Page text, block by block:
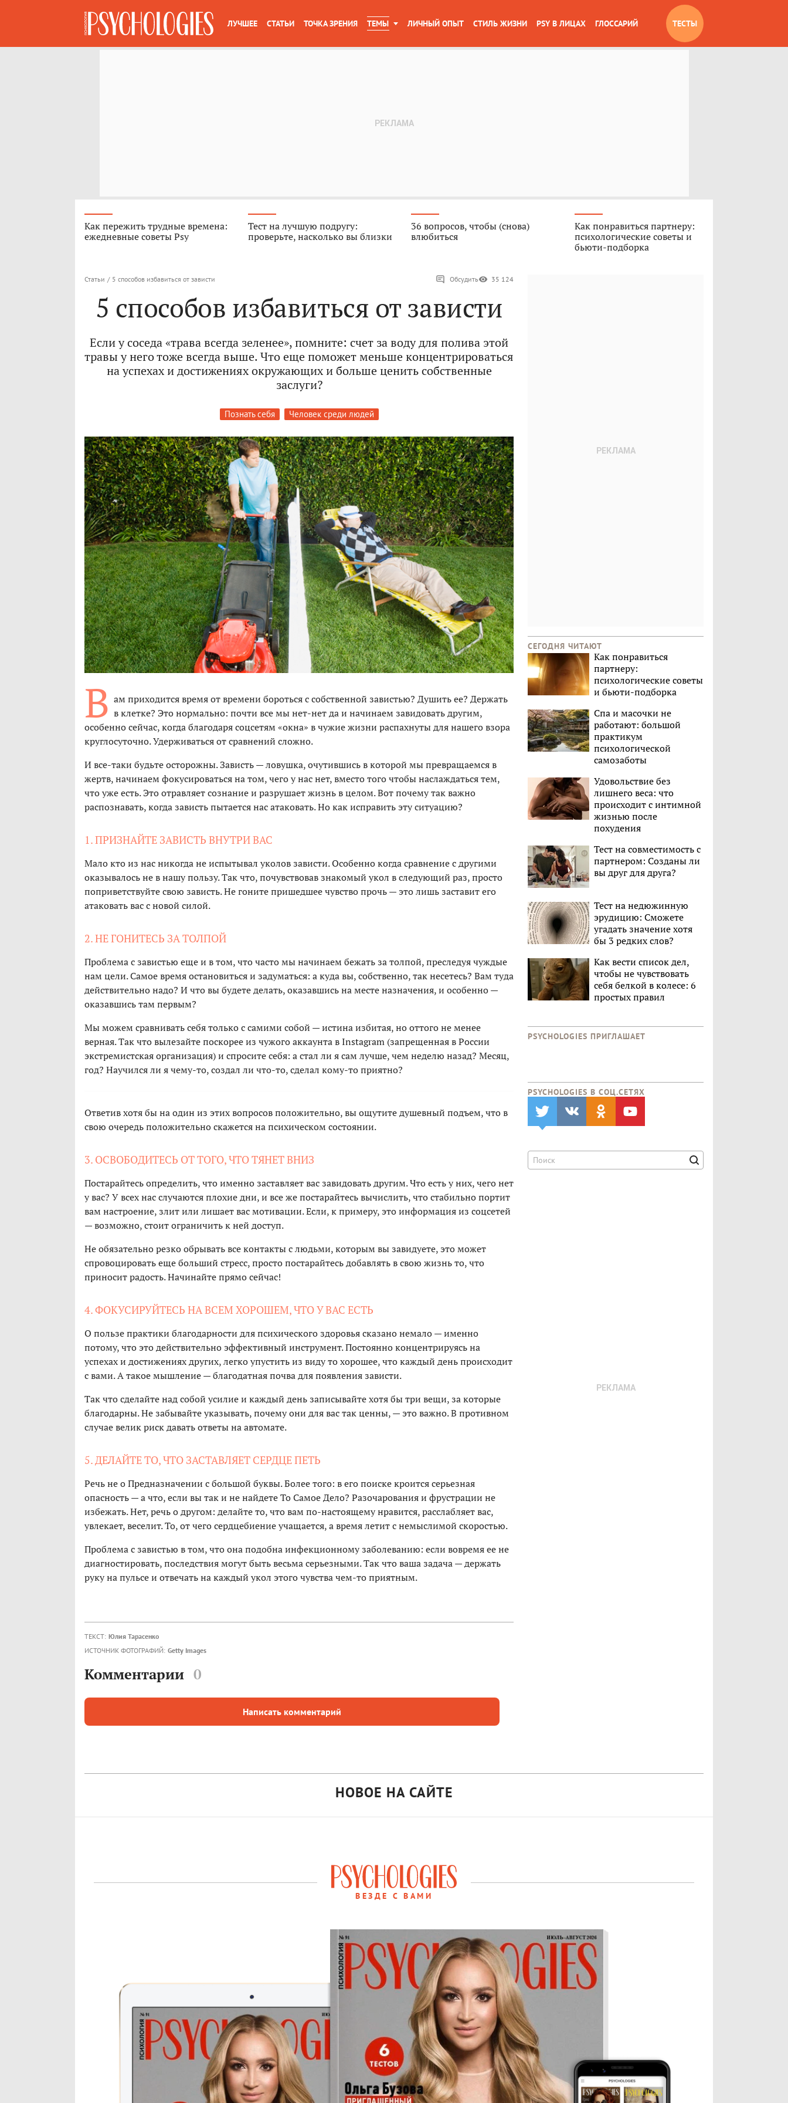
ЛУЧШЕЕ СТАТЬИ ТОЧКА ЗРЕНИЯ ТЕМЫ ЛИЧНЫЙ ОПЫТ СТИЛЬ ЖИЗНИ PSY В ЛИЦАХ ГЛОССАРИЙ ТЕСТЫ
Как пережить трудные времена:
ежедневные советы Psy
Тест на лучшую подругу:
проверьте, насколько вы близки
36 вопросов, чтобы (снова)
влюбиться
Как понравиться партнеру:
психологические советы и
бьюти-подборка
Статьи / 5 способов избавиться от зависти Обсудить 35 124
5 способов избавиться от зависти
Если у соседа «трава всегда зеленее», помните: счет за воду для полива этой
травы у него тоже всегда выше. Что еще поможет меньше концентрироваться
на успехах и достижениях окружающих и больше ценить собственные
заслуги?
Познать себя Человек среди людей
В ам приходится время от времени бороться с собственной завистью? Душить ее? Держать
в клетке? Это нормально: почти все мы нет-нет да и начинаем завидовать другим,
особенно сейчас, когда благодаря соцсетям «окна» в чужие жизни распахнуты для нашего взора
круглосуточно. Удерживаться от сравнений сложно.
И все-таки будьте осторожны. Зависть — ловушка, очутившись в которой мы превращаемся в
жертв, начинаем фокусироваться на том, чего у нас нет, вместо того чтобы наслаждаться тем,
что уже есть. Это отравляет сознание и разрушает жизнь в целом. Вот почему так важно
распознавать, когда зависть пытается нас атаковать. Но как исправить эту ситуацию?
1. ПРИЗНАЙТЕ ЗАВИСТЬ ВНУТРИ ВАС
Мало кто из нас никогда не испытывал уколов зависти. Особенно когда сравнение с другими
оказывалось не в нашу пользу. Так что, почувствовав знакомый укол в следующий раз, просто
поприветствуйте свою зависть. Не гоните пришедшее чувство прочь — это лишь заставит его
атаковать вас с новой силой.
2. НЕ ГОНИТЕСЬ ЗА ТОЛПОЙ
Проблема с завистью еще и в том, что часто мы начинаем бежать за толпой, преследуя чуждые
нам цели. Самое время остановиться и задуматься: а куда вы, собственно, так несетесь? Вам туда
действительно надо? И что вы будете делать, оказавшись на месте назначения, и особенно —
оказавшись там первым?
Мы можем сравнивать себя только с самими собой — истина избитая, но оттого не менее
верная. Так что вылезайте поскорее из чужого аккаунта в Instagram (запрещенная в России
экстремистская организация) и спросите себя: а стал ли я сам лучше, чем неделю назад? Месяц,
год? Научился ли я чему-то, создал ли что-то, сделал кому-то приятно?
Ответив хотя бы на один из этих вопросов положительно, вы ощутите душевный подъем, что в
свою очередь положительно скажется на психическом состоянии.
3. ОСВОБОДИТЕСЬ ОТ ТОГО, ЧТО ТЯНЕТ ВНИЗ
Постарайтесь определить, что именно заставляет вас завидовать другим. Что есть у них, чего нет
у вас? У всех нас случаются плохие дни, и все же постарайтесь вычислить, что стабильно портит
вам настроение, злит или лишает вас мотивации. Если, к примеру, это информация из соцсетей
— возможно, стоит ограничить к ней доступ.
Не обязательно резко обрывать все контакты с людьми, которым вы завидуете, это может
спровоцировать еще больший стресс, просто постарайтесь добавлять в свою жизнь то, что
приносит радость. Начинайте прямо сейчас!
4. ФОКУСИРУЙТЕСЬ НА ВСЕМ ХОРОШЕМ, ЧТО У ВАС ЕСТЬ
О пользе практики благодарности для психического здоровья сказано немало — именно
потому, что это действительно эффективный инструмент. Постоянно концентрируясь на
успехах и достижениях других, легко упустить из виду то хорошее, что каждый день происходит
с вами. А такое мышление — благодатная почва для появления зависти.
Так что сделайте над собой усилие и каждый день записывайте хотя бы три вещи, за которые
благодарны. Не забывайте указывать, почему они для вас так ценны, — это важно. В противном
случае велик риск давать ответы на автомате.
5. ДЕЛАЙТЕ ТО, ЧТО ЗАСТАВЛЯЕТ СЕРДЦЕ ПЕТЬ
Речь не о Предназначении с большой буквы. Более того: в его поиске кроится серьезная
опасность — а что, если вы так и не найдете То Самое Дело? Разочарования и фрустрации не
избежать. Нет, речь о другом: делайте то, что вам по-настоящему нравится, расслабляет вас,
увлекает, веселит. То, от чего сердцебиение учащается, а время летит с немыслимой скоростью.
Проблема с завистью в том, что она подобна инфекционному заболеванию: если вовремя ее не
диагностировать, последствия могут быть весьма серьезными. Так что ваша задача — держать
руку на пульсе и отвечать на каждый укол этого чувства чем-то приятным.
ТЕКСТ: Юлия Тарасенко
ИСТОЧНИК ФОТОГРАФИЙ: Getty Images
Комментарии 0
Написать комментарий
СЕГОДНЯ ЧИТАЮТ
Как понравиться
партнеру:
психологические советы
и бьюти-подборка
Спа и масочки не
работают: большой
практикум
психологической
самозаботы
Удовольствие без
лишнего веса: что
происходит с интимной
жизнью после
похудения
Тест на совместимость с
партнером: Созданы ли
вы друг для друга?
Тест на недюжинную
эрудицию: Сможете
угадать значение хотя
бы 3 редких слов?
Как вести список дел,
чтобы не чувствовать
себя белкой в колесе: 6
простых правил
PSYCHOLOGIES ПРИГЛАШАЕТ
PSYCHOLOGIES В CОЦ.СЕТЯХ
НОВОЕ НА САЙТЕ
ВЕЗДЕ С ВАМИ